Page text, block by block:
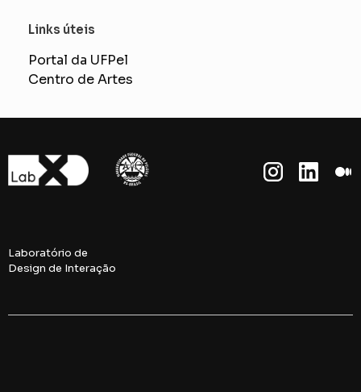
Links úteis
Portal da UFPel
Centro de Artes
Laboratório de
Design de Interação